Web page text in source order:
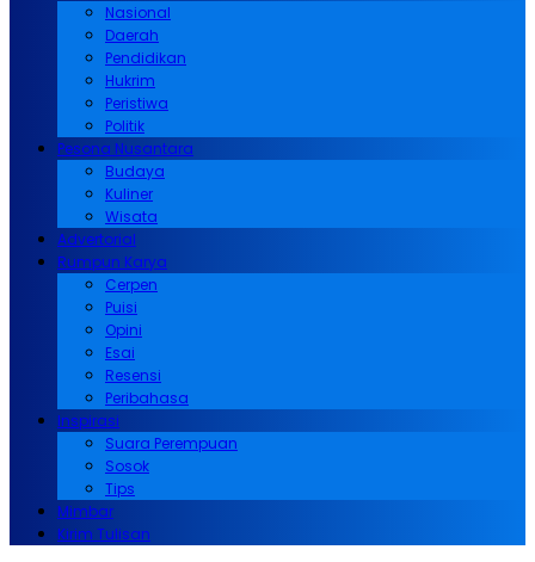
Nasional
Daerah
Pendidikan
Hukrim
Peristiwa
Politik
Pesona Nusantara
Budaya
Kuliner
Wisata
Advertorial
Rumpun Karya
Cerpen
Puisi
Opini
Esai
Resensi
Peribahasa
Inspirasi
Suara Perempuan
Sosok
Tips
Mimbar
Kirim Tulisan